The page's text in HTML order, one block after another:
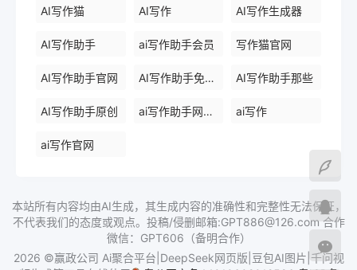
AI写作猫 AI写作 AI写作生成器
AI写作助手 ai写作助手会员 写作猫官网
AI写作助手官网 AI写作助手免费版 AI写作助手那些
AI写作助手原创 ai写作助手网页版 ai写作
ai写作官网
本站所有内容均由AI生成，其生成内容的准确性和完整性无法保证，
不代表我们的态度或观点。投稿/侵删邮箱:GPT886@126.com 合作
微信：GPT606（备明合作）
2026 ©赢政公司 Ai聚合平台|DeepSeek网页版|豆包AI图片|千问视